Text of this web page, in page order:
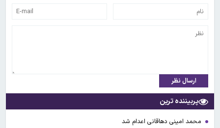
ارسال نظر
پربیننده ترین
محمد امینی دهاقانی اعدام شد